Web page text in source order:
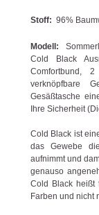
Stoff: 96%
Modell:
Cold Black
Comfortbund,
verknöpfbare
Gesäßtasche
Ihre Sicherheit
Cold Black ist
das Gewebe
aufnimmt und
genauso
Cold Black heißt
Farben und nicht